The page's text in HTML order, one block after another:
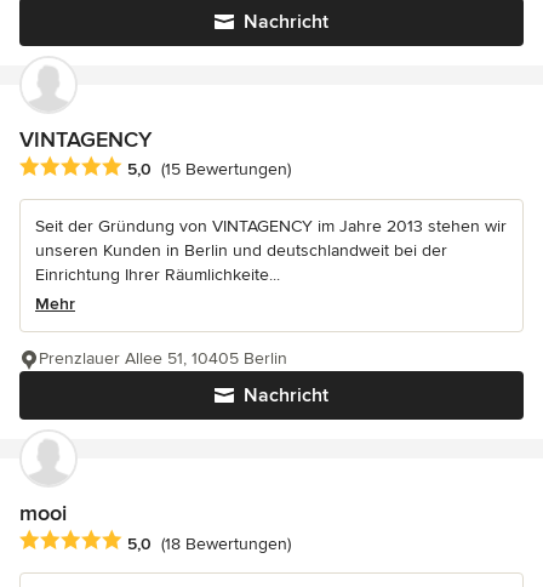
Nachricht
VINTAGENCY
Durchschnittliche Bewertung: 5 von 5 Sternen
5,0 (15 Bewertungen)
Seit der Gründung von VINTAGENCY im Jahre 2013 stehen wir
unseren Kunden in Berlin und deutschlandweit bei der
Einrichtung Ihrer Räumlichkeite...
Mehr
Nachricht
Prenzlauer Allee 51, 10405 Berlin
mooi
Durchschnittliche Bewertung: 5 von 5 Sternen
5,0 (18 Bewertungen)